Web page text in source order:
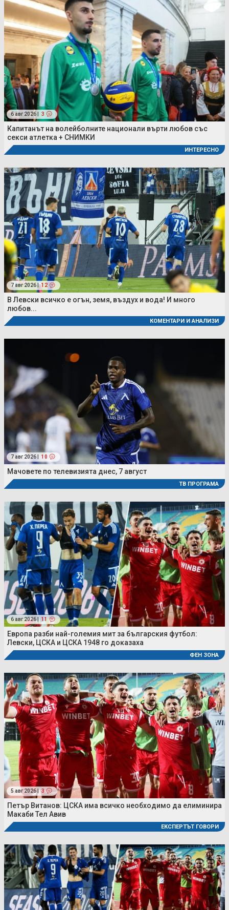
6 авг 2026 | 3
Капитанът на волейболните национали върти любов със
секси атлетка + СНИМКИ
ИНТЕРЕСНО
7 авг 2026 | 12
В Левски всичко е огън, земя, въздух и вода! И много
любов...
КОМЕНТАРИ И АНАЛИЗИ
7 авг 2026 | 10
Мачовете по телевизията днес, 7 август
ТВ ПРОГРАМА
6 авг 2026 | 11
Европа разби най-големия мит за българския футбол:
Левски, ЦСКА и ЦСКА 1948 го доказаха
ФЕН ЗОНА
5 авг 2026 | 3
Петър Витанов: ЦСКА има всичко необходимо да елиминира
Макаби Тел Авив
ЕКСПЕРТЪТ ГОВОРИ